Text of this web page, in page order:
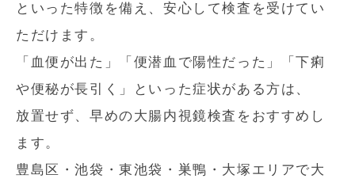
といった特徴を備え、安心して検査を受けてい
ただけます。
「血便が出た」「便潜血で陽性だった」「下痢
や便秘が長引く」といった症状がある方は、
放置せず、早めの大腸内視鏡検査をおすすめし
ます。
豊島区・池袋・東池袋・巣鴨・大塚エリアで大